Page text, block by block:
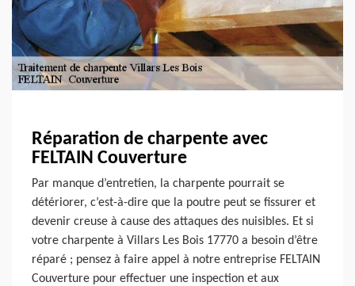
Réparation de charpente avec
FELTAIN Couverture
Par manque d’entretien, la charpente pourrait se
détériorer, c’est-à-dire que la poutre peut se fissurer et
devenir creuse à cause des attaques des nuisibles. Et si
votre charpente à Villars Les Bois 17770 a besoin d’être
réparé ; pensez à faire appel à notre entreprise FELTAIN
Couverture pour effectuer une inspection et aux